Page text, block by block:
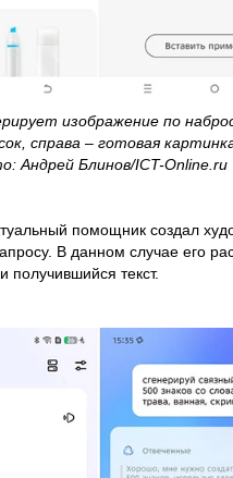
изображение по
справа – готовая
Андрей Блинов/ICT-Online.ru
помощник создал
В данном случае его
получившийся текст.